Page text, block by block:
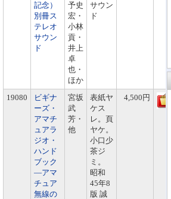
記念）
別冊ス
テレオ
サウン
ド
予史
宏・
小林
貢・
井上
卓
也・
ほか
サウン
ド
19080
ビギナ
ーズ・
アマチ
ュアラ
ジオ・
ハンド
ブック
―アマ
チュア
無線の
宮坂
武
芳・
他
表紙ヤ
ケス
レ。頁
ヤケ。
小口少
茶ジ
ミ。
昭和
45年8
版 誠
4,500円